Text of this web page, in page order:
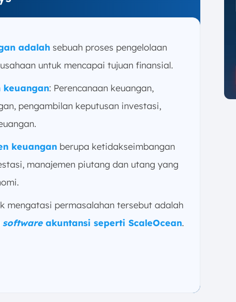
adalah sebuah proses pengelolaan
untuk mencapai tujuan finansial.
keuangan: Perencanaan keuangan,
pengambilan keputusan investasi,
keuangan berupa ketidakseimbangan
manajemen piutang dan utang yang
mengatasi permasalahan tersebut adalah
softwareakuntansi seperti ScaleOcean.